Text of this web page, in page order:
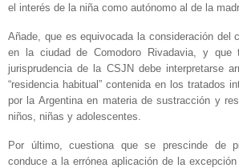
el interés de la niña como autónomo al de la
Añade, que es equivocada la consideración del
en la ciudad de Comodoro Rivadavia, y que
jurisprudencia de la CSJN debe interpretarse
“residencia habitual” contenida en los tratados
por la Argentina en materia de sustracción y
niños, niñas y adolescentes.
Por último, cuestiona que se prescinde de
conduce a la errónea aplicación de la